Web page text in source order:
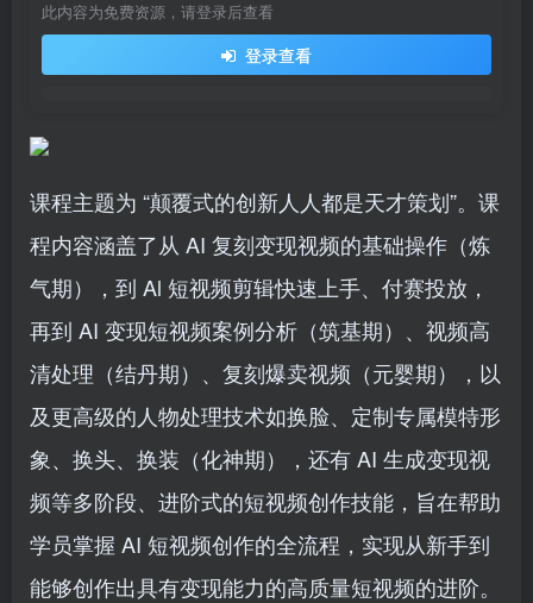
此内容为免费资源，请登录后查看
登录查看
课程主题为 “颠覆式的创新人人都是天才策划”。课
程内容涵盖了从 AI 复刻变现视频的基础操作（炼
气期），到 Al 短视频剪辑快速上手、付赛投放，
再到 AI 变现短视频案例分析（筑基期）、视频高
清处理（结丹期）、复刻爆卖视频（元婴期），以
及更高级的人物处理技术如换脸、定制专属模特形
象、换头、换装（化神期），还有 AI 生成变现视
频等多阶段、进阶式的短视频创作技能，旨在帮助
学员掌握 AI 短视频创作的全流程，实现从新手到
能够创作出具有变现能力的高质量短视频的进阶。